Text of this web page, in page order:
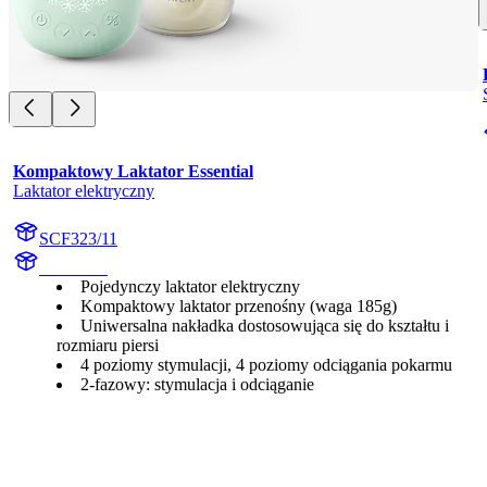
Kompaktowy Laktator Essential
Laktator elektryczny
SCF323/11
Pojedynczy laktator elektryczny
Kompaktowy laktator przenośny (waga 185g)
Uniwersalna nakładka dostosowująca się do kształtu i
rozmiaru piersi
4 poziomy stymulacji, 4 poziomy odciągania pokarmu
2-fazowy: stymulacja i odciąganie